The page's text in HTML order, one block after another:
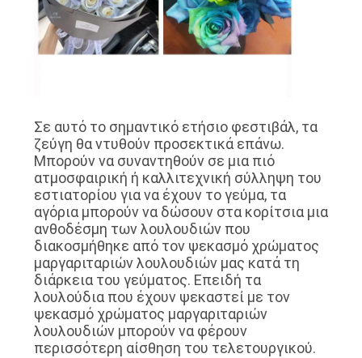
Σε αυτό το σημαντικό ετήσιο φεστιβάλ, τα
ζεύγη θα ντυθούν προσεκτικά επάνω.
Μπορούν να συναντηθούν σε μια πιό
ατμοσφαιρική ή καλλιτεχνική σύλληψη του
εστιατορίου για να έχουν το γεύμα, τα
αγόρια μπορούν να δώσουν στα κορίτσια μια
ανθοδέσμη των λουλουδιών που
διακοσμήθηκε από τον ψεκασμό χρώματος
μαργαριταριών λουλουδιών μας κατά τη
διάρκεια του γεύματος. Επειδή τα
λουλούδια που έχουν ψεκαστεί με τον
ψεκασμό χρώματος μαργαριταριών
λουλουδιών μπορούν να φέρουν
περισσότερη αίσθηση του τελετουργικού.